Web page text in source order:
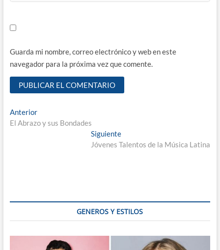
Guarda mi nombre, correo electrónico y web en este
navegador para la próxima vez que comente.
Navegación
de
AnteriorEntrada
anterior:
El Abrazo y sus Bondades
SiguienteEntrada
siguiente:
Jóvenes Talentos de la Música Latina
GENEROS Y ESTILOS